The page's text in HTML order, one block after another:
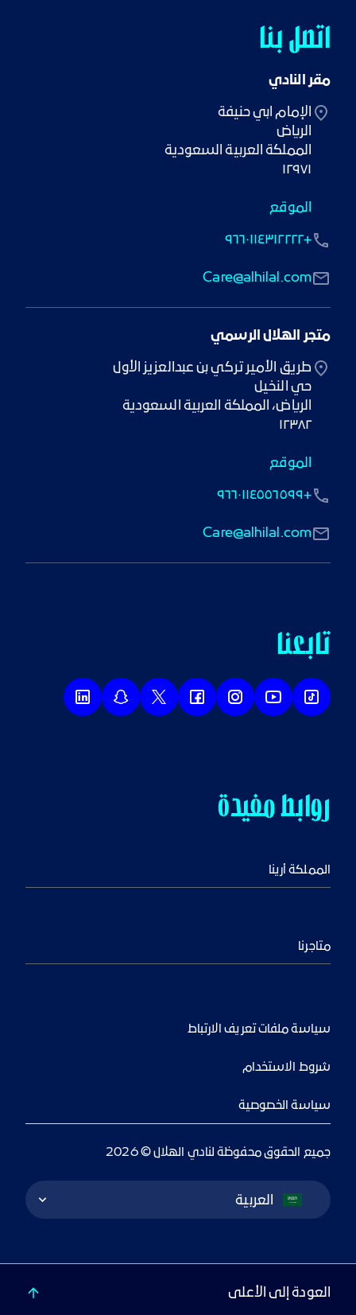
اتصل بنا
مقر النادي
١٢٩٧١
الموقع
Care@alhilal.com
+٩٦٦٠١١٤٣١٢٢٢٢
متجر الهلال الرسمي
حي النخيل
١٢٣٨٢
الموقع
Care@alhilal.com
+٩٦٦٠١١٤٥٥٦٥٩٩
روابط مفيدة
المملكة أرينا
متاجرنا
تابعنا
سياسة ملفات تعريف الارتباط
شروط الاستخدام
سياسة الخصوصية
جميع الحقوق محفوظة لنادي الهلال © 2026
Language Switcher
العربية
العودة إلى الأعلى